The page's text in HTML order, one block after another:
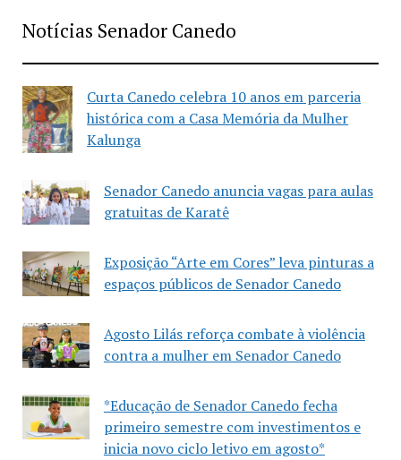
Notícias Senador Canedo
Curta Canedo celebra 10 anos em parceria
histórica com a Casa Memória da Mulher
Kalunga
Senador Canedo anuncia vagas para aulas
gratuitas de Karatê
Exposição “Arte em Cores” leva pinturas a
espaços públicos de Senador Canedo
Agosto Lilás reforça combate à violência
contra a mulher em Senador Canedo
*Educação de Senador Canedo fecha
primeiro semestre com investimentos e
inicia novo ciclo letivo em agosto*